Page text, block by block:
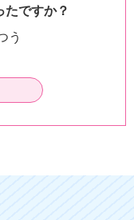
たですか？
う